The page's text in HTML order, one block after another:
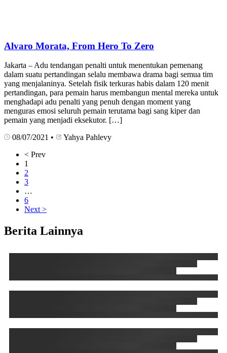
Alvaro Morata, From Hero To Zero
Jakarta – Adu tendangan penalti untuk menentukan pemenang
dalam suatu pertandingan selalu membawa drama bagi semua tim
yang menjalaninya. Setelah fisik terkuras habis dalam 120 menit
pertandingan, para pemain harus membangun mental mereka untuk
menghadapi adu penalti yang penuh dengan moment yang
menguras emosi seluruh pemain terutama bagi sang kiper dan
pemain yang menjadi eksekutor. […]
08/07/2021 •
Yahya Pahlevy
< Prev
1
2
3
…
6
Next >
Berita Lainnya